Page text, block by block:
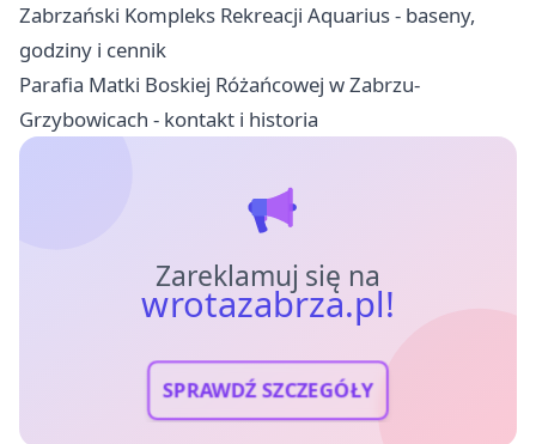
Zabrzański Kompleks Rekreacji Aquarius - baseny,
godziny i cennik
Parafia Matki Boskiej Różańcowej w Zabrzu-
Grzybowicach - kontakt i historia
Zareklamuj się na
wrotazabrza.pl!
SPRAWDŹ SZCZEGÓŁY